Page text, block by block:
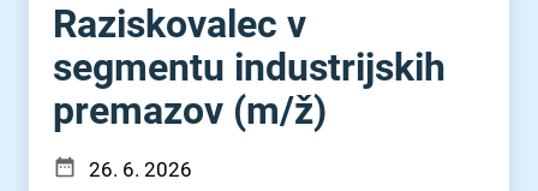
Raziskovalec v
segmentu industrijskih
premazov (m⁠/⁠ž)
26. 6. 2026